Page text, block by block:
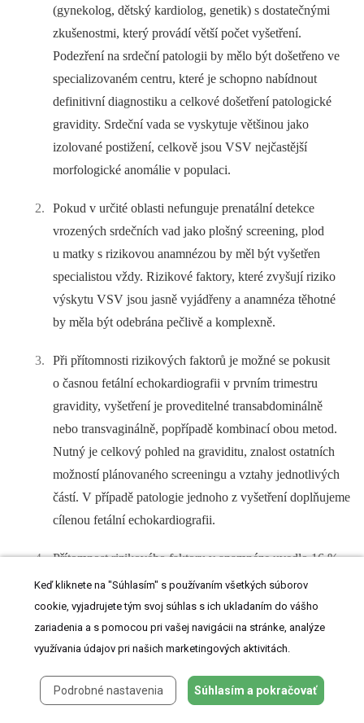
(gynekolog, dětský kardiolog, genetik) s dostatečnými
zkušenostmi, který provádí větší počet vyšetření.
Podezření na srdeční patologii by mělo být došetřeno ve
specializovaném centru, které je schopno nabídnout
definitivní diagnostiku a celkové došetření patologické
gravidity. Srdeční vada se vyskytuje většinou jako
izolované postižení, celkově jsou VSV nejčastější
morfologické anomálie v populaci.
Pokud v určité oblasti nefunguje prenatální detekce
vrozených srdečních vad jako plošný screening, plod
u matky s rizikovou anamnézou by měl být vyšetřen
specialistou vždy. Rizikové faktory, které zvyšují riziko
výskytu VSV jsou jasně vyjádřeny a anamnéza těhotné
by měla být odebrána pečlivě a komplexně.
Při přítomnosti rizikových faktorů je možné se pokusit
o časnou fetální echokardiografii v prvním trimestru
gravidity, vyšetření je proveditelné transabdominálně
nebo transvaginálně, popřípadě kombinací obou metod.
Nutný je celkový pohled na graviditu, znalost ostatních
možností plánovaného screeningu a vztahy jednotlivých
částí. V případě patologie jednoho z vyšetření doplňujeme
cílenou fetální echokardiografii.
Přítomnost rizikového faktoru v anamnéze uvedlo 16 %
rodin. Při zpracování dat a testování hypotéz potvrzujeme
existenci závislosti mezi výskytem VSV ve skupině
těhotných s rizikovými faktory v anamnéze a skupinou
těhotných bez zátěže. Hranice 35 let se pro výskyt VSV
mezi výskytem VSV u matek do 35 let a nad 35 let věku.
Keď kliknete na "Súhlasím" s používaním všetkých súborov
cookie, vyjadrujete tým svoj súhlas s ich ukladaním do vášho
zariadenia a s pomocou pri vašej navigácii na stránke, analýze
využívania údajov pri našich marketingových aktivitách.
Podrobné nastavenia Súhlasím a pokračovať